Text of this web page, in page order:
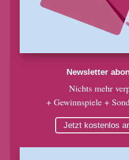
Newsletter
Nichts mehr
+ Gewinnspiele +
Jetzt kostenlos